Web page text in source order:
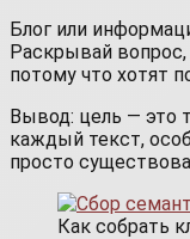
Блог или
Раскрывай вопрос,
потому что хотят
Вывод: цель — это
каждый текст,
просто
Как собрать